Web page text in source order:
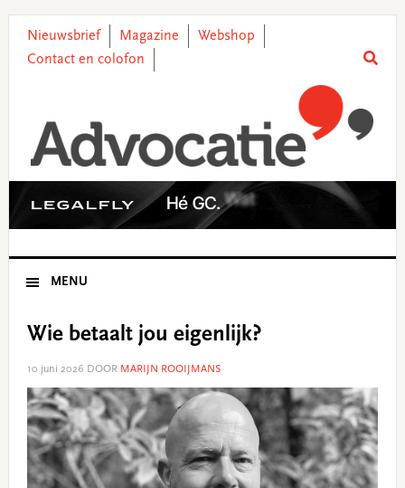
primary
main
primary
footer
Nieuwsbrief Magazine
Webshop
Contact en colofon
MENU
Wie betaalt jou eigenlijk?
10 juni 2026 DOOR MARIJN ROOIJMANS